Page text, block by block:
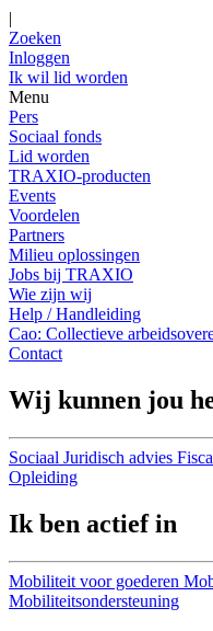
|
Zoeken
Inloggen
Ik wil lid worden
Menu
Pers
Sociaal fonds
Lid worden
TRAXIO-producten
Events
Voordelen
Partners
Milieu oplossingen
Jobs bij TRAXIO
Wie zijn wij
Help / Handleiding
Cao: Collectieve
Contact
Wij kunnen jou
Sociaal Juridisch advies
Opleiding
Ik ben actief in
Mobiliteit voor goederen
Mobiliteitsondersteuning